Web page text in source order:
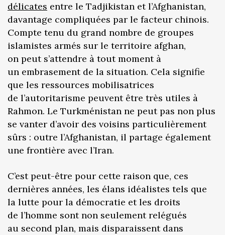
délicates entre le Tadjikistan et l’Afghanistan,
davantage compliquées par le facteur chinois.
Compte tenu du grand nombre de groupes
islamistes armés sur le territoire afghan,
on peut s’attendre à tout moment à
un embrasement de la situation. Cela signifie
que les ressources mobilisatrices
de l’autoritarisme peuvent être très utiles à
Rahmon. Le Turkménistan ne peut pas non plus
se vanter d’avoir des voisins particulièrement
sûrs : outre l’Afghanistan, il partage également
une frontière avec l’Iran.
C’est peut-être pour cette raison que, ces
dernières années, les élans idéalistes tels que
la lutte pour la démocratie et les droits
de l’homme sont non seulement relégués
au second plan, mais disparaissent dans